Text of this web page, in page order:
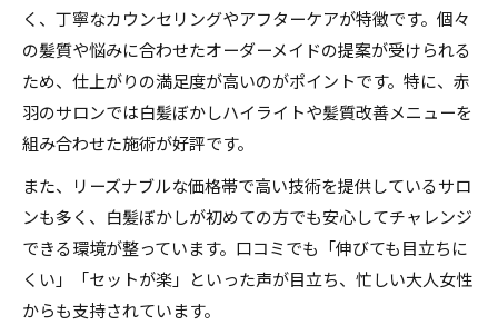
白髪ぼかしの色持ちを良くするポイント
透明感を引き出す白髪ぼかしの活用術
白髪ぼかしで叶える透明感あるヘアカラー
美容室で選ぶ透明感重視の白髪ぼかし術
赤羽エリアで人気の透明感白髪ぼかし体験
く、丁寧なカウンセリングやアフターケアが特徴です。個々
の髪質や悩みに合わせたオーダーメイドの提案が受けられる
ため、仕上がりの満足度が高いのがポイントです。特に、赤
羽のサロンでは白髪ぼかしハイライトや髪質改善メニューを
組み合わせた施術が好評です。
また、リーズナブルな価格帯で高い技術を提供しているサロ
ンも多く、白髪ぼかしが初めての方でも安心してチャレンジ
できる環境が整っています。口コミでも「伸びても目立ちに
くい」「セットが楽」といった声が目立ち、忙しい大人女性
からも支持されています。